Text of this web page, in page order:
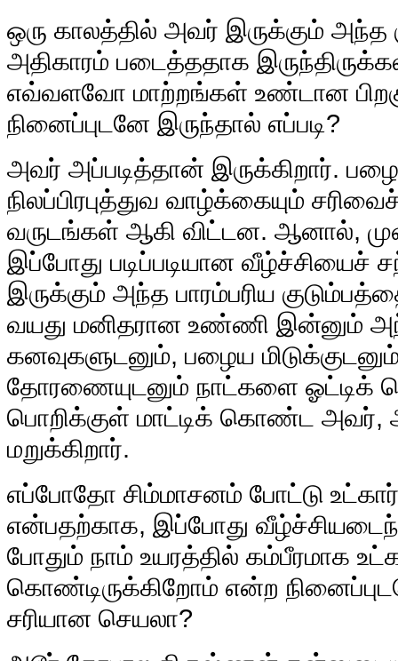
ஒரு காலத்தில் அவர் இருக்கும் அந்த
அதிகாரம் படைத்ததாக
எவ்வளவோ மாற்றங்கள் உண்டான
நினைப்புடனே இருந்தால் எப்படி?
அவர் அப்படித்தான் இருக்கிறார்.
நிலப்பிரபுத்துவ வாழ்க்கையும்
வருடங்கள் ஆகி விட்டன. ஆனால்,
இப்போது படிப்படியான வீழ்ச்சியைச்
இருக்கும் அந்த பாரம்பரிய
வயது மனிதரான உண்ணி இன்னும்
கனவுகளுடனும், பழைய
தோரணையுடனும் நாட்களை ஓட்டிக்
பொறிக்குள் மாட்டிக் கொண்ட அவர்,
மறுக்கிறார்.
எப்போதோ சிம்மாசனம் போட்டு
என்பதற்காக, இப்போது
போதும் நாம் உயரத்தில் கம்பீரமாக
கொண்டிருக்கிறோம் என்ற
சரியான செயலா?